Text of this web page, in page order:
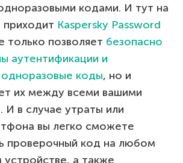
кодами. И тут на
Kaspersky Password
только позволяет безопасно
аутентификации и
одноразовые коды, но и
их между всеми вашими
И в случае утраты или
вы легко сможете
проверочный код на любом
а также